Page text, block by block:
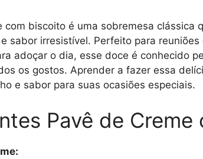
com biscoito é uma sobremesa clássica
sabor irresistível. Perfeito para
adoçar o dia, esse doce é conhecido
os gostos. Aprender a fazer essa
e sabor para suas ocasiões especiais.
Pavê de